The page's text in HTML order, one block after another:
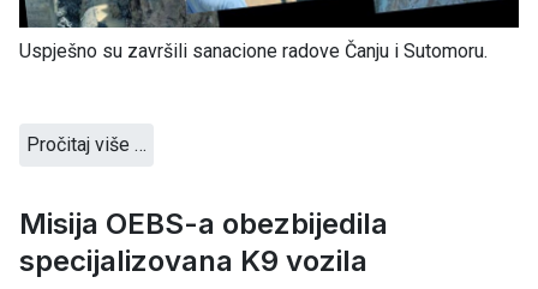
Uspješno su završili sanacione radove Čanju i Sutomoru.
Pročitaj više …
Misija OEBS-a obezbijedila
specijalizovana K9 vozila